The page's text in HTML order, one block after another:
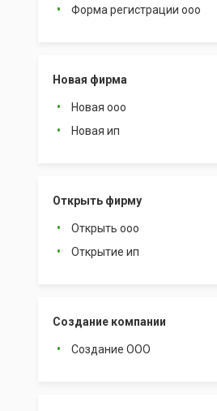
Форма регистрации ооо
Новая фирма
Новая ооо
Новая ип
Открыть фирму
Открыть ооо
Открытие ип
Создание компании
Создание ООО